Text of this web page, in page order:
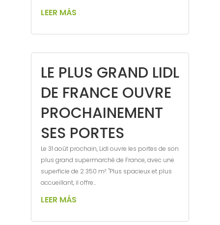
LEER MÁS
LE PLUS GRAND LIDL
DE FRANCE OUVRE
PROCHAINEMENT
SES PORTES
Le 31 août prochain, Lidl ouvre les portes de son
plus grand supermarché de France, avec une
superficie de 2 350 m². "Plus spacieux et plus
accueillant, il offre...
LEER MÁS